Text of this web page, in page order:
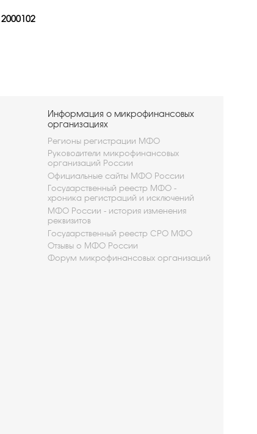
000102
Информация о микрофинансовых
организациях
Регионы регистрации МФО
Руководители микрофинансовых
организаций России
Официальные сайты МФО России
Государственный реестр МФО -
хроника регистраций и исключений
МФО России - история изменения
реквизитов
Государственный реестр СРО МФО
Отзывы о МФО России
Форум микрофинансовых организаций